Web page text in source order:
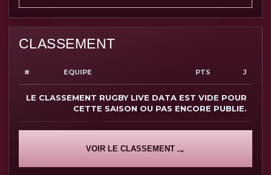
CLASSEMENT
# EQUIPE PTS J
LE CLASSEMENT RUGBY LIVE DATA EST VIDE POUR
CETTE SAISON OU PAS ENCORE PUBLIE.
VOIR LE CLASSEMENT